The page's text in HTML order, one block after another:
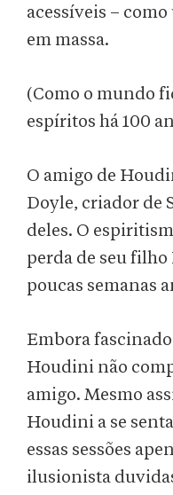
acessíveis –
em massa.
(Como o mundo
espíritos há 100
O amigo de
Doyle, criador de
deles. O
perda de seu
poucas semanas
Embora
Houdini não
amigo. Mesmo
Houdini a se
essas sessões
ilusionista